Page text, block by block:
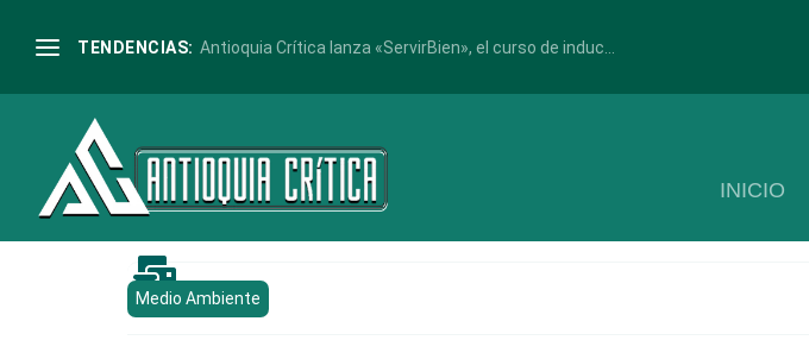
TENDENCIAS: Antioquia Crítica lanza «ServirBien», el curso de induc...
INICIO

Medio Ambiente